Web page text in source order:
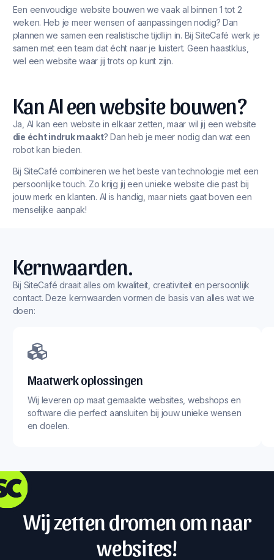
Een eenvoudige website bouwen we vaak al binnen 1 tot 2
weken. Heb je meer wensen of aanpassingen nodig? Dan
plannen we samen een realistische tijdlijn in. Bij SiteCafé werk je
samen met een team dat écht naar je luistert. Geen haastklus,
wel een website waar jij trots op kunt zijn.
Kan AI een website bouwen?
Ja, AI kan een website in elkaar zetten, maar wil jij een website
die écht indruk maakt? Dan heb je meer nodig dan wat een
robot kan bieden.
Bij SiteCafé combineren we het beste van technologie met een
persoonlijke touch. Zo krijg jij een unieke website die past bij
jouw merk en klanten. AI is handig, maar niets gaat boven een
menselijke aanpak!
Kernwaarden.
Bij SiteCafé draait alles om kwaliteit, creativiteit en persoonlijk
contact. Deze kernwaarden vormen de basis van alles wat we
doen:
Maatwerk oplossingen
Wij leveren op maat gemaakte websites, webshops en
software die perfect aansluiten bij jouw unieke wensen
en doelen.
Wij zetten dromen om naar
websites!